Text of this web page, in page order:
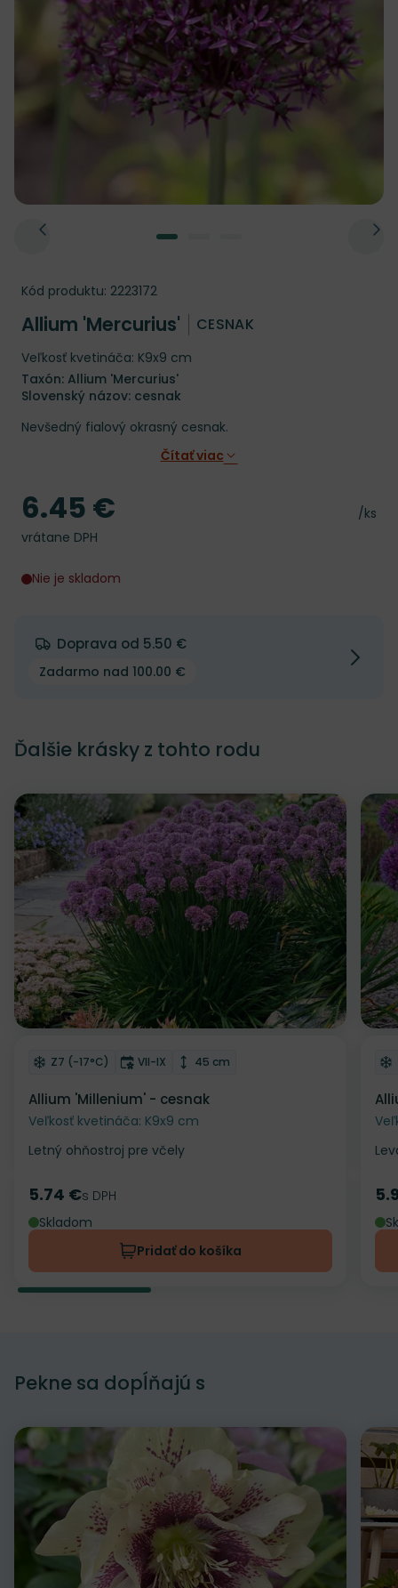
Kód produktu: 2223172
Allium 'Mercurius' CESNAK
Veľkosť kvetináča: K9x9 cm
Taxón: Allium 'Mercurius'
Slovenský názov: cesnak
Nevšedný fialový okrasný cesnak.
Čítať viac
Cena
/ks
Cena
6.45 €
vrátane DPH
Nie je skladom
Doprava od 5.50 €
Zadarmo nad 100.00 €
Ďalšie krásky z tohto rodu
Odober do zoznamu želaní
Mrazuvzdornosť
Z7 (-17°C) Doba kvitnutia
VII-IX Výška rastliny
45 cm
Allium 'Millenium' - cesnak
Veľkosť kvetináča: K9x9 cm
Letný ohňostroj pre včely
Cena
5.74 €s DPH
Skladom
Pridať do košíka
Pekne sa dopĺňajú s